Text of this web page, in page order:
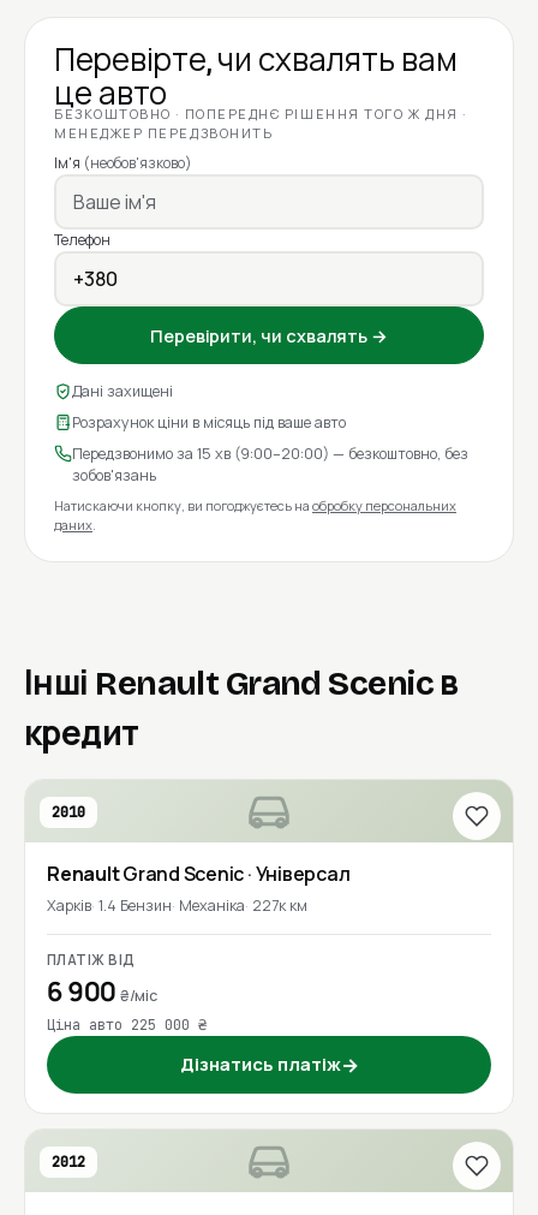
Перевірте, чи схвалять вам
це авто
БЕЗКОШТОВНО · ПОПЕРЕДНЄ РІШЕННЯ ТОГО Ж ДНЯ ·
МЕНЕДЖЕР ПЕРЕДЗВОНИТЬ
Ім'я (необов'язково)
Телефон
Перевірити, чи схвалять →
Дані захищені
Розрахунок ціни в місяць під ваше авто
Передзвонимо за 15 хв (9:00–20:00) — безкоштовно, без
зобов'язань
Натискаючи кнопку, ви погоджуєтесь на обробку персональних
даних.
Інші Renault Grand Scenic в
кредит
2010
RenaultGrand Scenic· Універсал
Харків 1.4 Бензин Механіка 227к км
ПЛАТІЖ ВІД
6 900₴/міс
Ціна авто 225 000 ₴
Дізнатись платіж→
2012